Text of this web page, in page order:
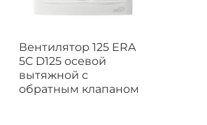
Вентилятор 125 ERA
5C D125 осевой
вытяжной с
обратным клапаном